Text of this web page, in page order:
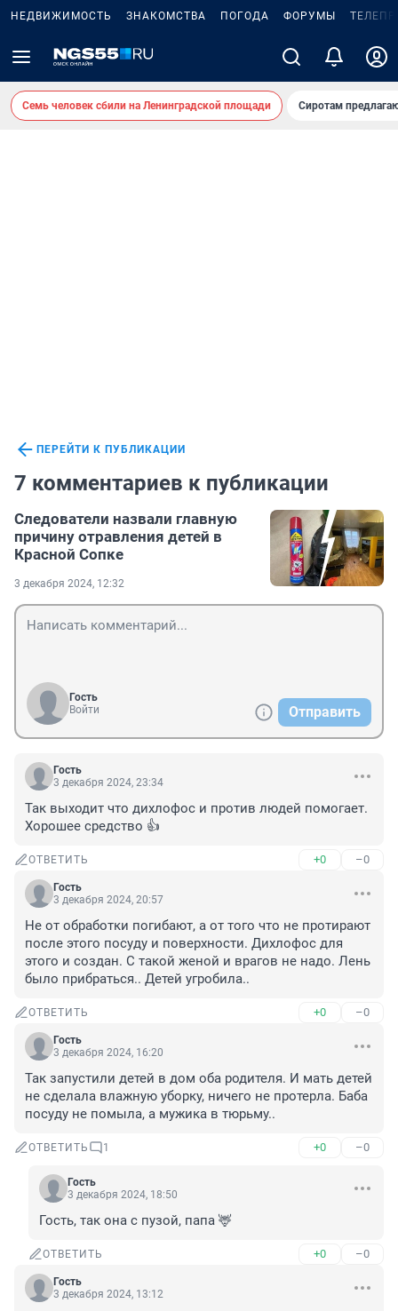
НЕДВИЖИМОСТЬ ЗНАКОМСТВА ПОГОДА ФОРУМЫ
Семь человек сбили на Ленинградской площади Сиротам
ПЕРЕЙТИ К ПУБЛИКАЦИИ
7 комментариев к публикации
Следователи назвали главную
причину отравления детей в
Красной Сопке
3 декабря 2024, 12:32
Гость
Войти
Отправить
Гость
3 декабря 2024, 23:34
Так выходит что дихлофос и против людей помогает.
Хорошее средство 👍
ОТВЕТИТЬ +0 –0
Гость
3 декабря 2024, 20:57
Не от обработки погибают, а от того что не протирают
после этого посуду и поверхности. Дихлофос для
этого и создан. С такой женой и врагов не надо. Лень
было прибраться.. Детей угробила..
ОТВЕТИТЬ +0 –0
Гость
3 декабря 2024, 16:20
Так запустили детей в дом оба родителя. И мать детей
не сделала влажную уборку, ничего не протерла. Баба
посуду не помыла, а мужика в тюрьму..
ОТВЕТИТЬ 1 +0 –0
Гость
3 декабря 2024, 18:50
Гость, так она с пузой, папа 🦌
ОТВЕТИТЬ +0 –0
Гость
3 декабря 2024, 13:12